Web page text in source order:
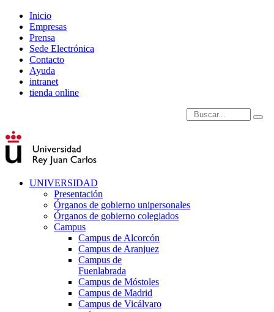
Inicio
Empresas
Prensa
Sede Electrónica
Contacto
Ayuda
intranet
tienda online
Introduce términos de
UNIVERSIDAD
Presentación
Órganos de gobierno unipersonales
Órganos de gobierno colegiados
Campus
Campus de Alcorcón
Campus de Aranjuez
Campus de
Fuenlabrada
Campus de Móstoles
Campus de Madrid
Campus de Vicálvaro